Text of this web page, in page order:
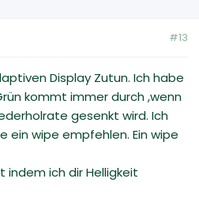
#13
Display Zutun. Ich habe
kommt immer durch ,wenn
gesenkt wird. Ich
ein wipe empfehlen. Ein wipe
indem ich dir Helligkeit